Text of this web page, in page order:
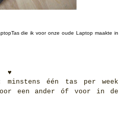
die ik voor onze oude Laptop maakte in
♥
één tas per week
een ander óf voor in de